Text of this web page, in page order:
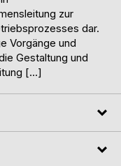
zur
dar.
Vorgänge und
Gestaltung und
[…]